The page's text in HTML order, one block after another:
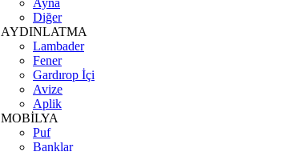
Ayna
Diğer
AYDINLATMA
Lambader
Fener
Gardırop İçi
Avize
Aplik
MOBİLYA
Puf
Banklar